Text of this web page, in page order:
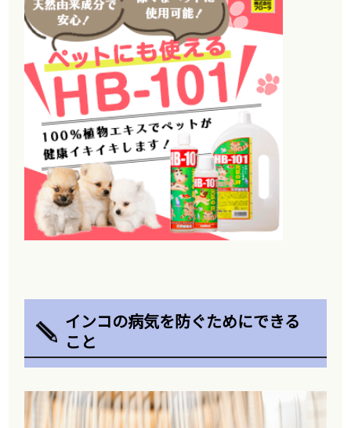
インコの病気を防ぐためにできる
こと